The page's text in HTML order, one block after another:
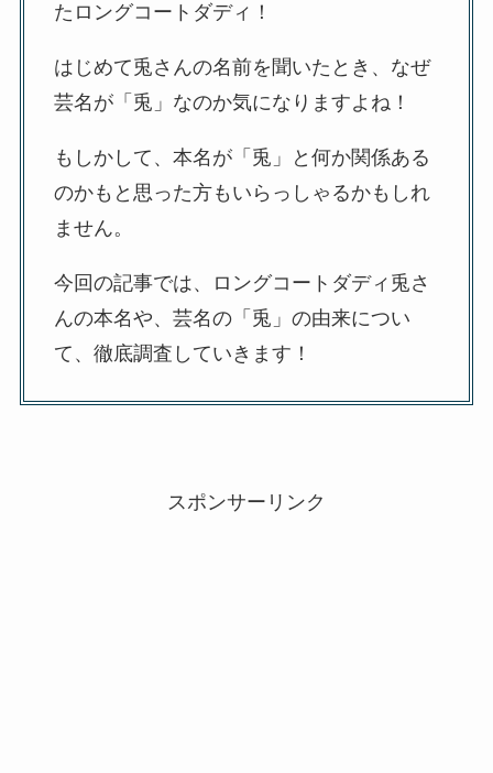
たロングコートダディ！
はじめて兎さんの名前を聞いたとき、なぜ
芸名が「兎」なのか気になりますよね！
もしかして、本名が「兎」と何か関係ある
のかもと思った方もいらっしゃるかもしれ
ません。
今回の記事では、ロングコートダディ兎さ
んの本名や、芸名の「兎」の由来につい
て、徹底調査していきます！
スポンサーリンク